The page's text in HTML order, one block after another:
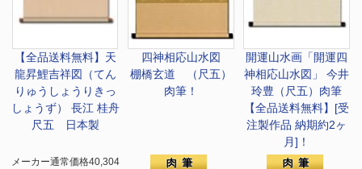
【全品送料無料】 天
龍昇鯉吉祥図（てん
りゅうしょうりきっ
しょうず） 長江 桂舟
尺五 日本製
メーカー通常価格40,304
四神相応山水図
棚橋玄道 （尺五）
肉筆！
開運山水画 「開運四
神相応山水図」 今井
玲豊（尺五）肉筆
【全品送料無料】[受
注製作品 納期約2ヶ
月]！